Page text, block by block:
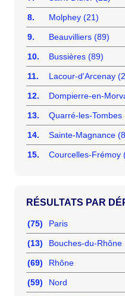
8. Molphey (21)
9. Beauvilliers (89)
10. Bussières (89)
11. Lacour-d'Arcenay
12. Dompierre-en-
13. Quarré-les-Tombes
14. Sainte-Magnance
15. Courcelles-Frémoy
RÉSULTATS PAR
(75) Paris
(13) Bouches-du-Rhône
(69) Rhône
(59) Nord